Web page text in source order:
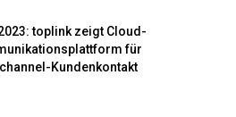
toplink zeigt Cloud-
für
Kundenkontakt